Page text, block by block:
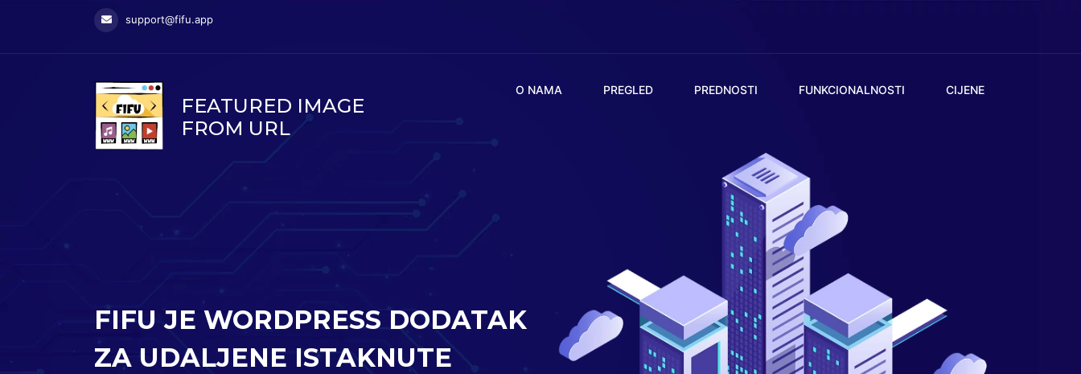
support@fifu.app
FEATURED IMAGE
FROM URL
O NAMA PREGLED PREDNOSTI FUNKCIONALNOSTI CIJENE
FIFU JE WORDPRESS DODATAK
ZA UDALJENE ISTAKNUTE